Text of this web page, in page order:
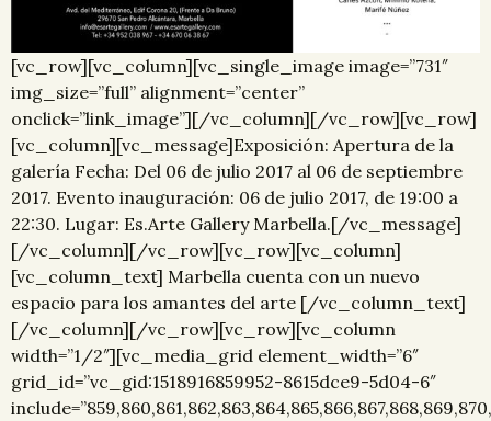
[vc_row][vc_column][vc_single_image image=”731″
img_size=”full” alignment=”center”
onclick=”link_image”][/vc_column][/vc_row][vc_row]
[vc_column][vc_message]Exposición: Apertura de la
galería Fecha: Del 06 de julio 2017 al 06 de septiembre
2017. Evento inauguración: 06 de julio 2017, de 19:00 a
22:30. Lugar: Es.Arte Gallery Marbella.[/vc_message]
[/vc_column][/vc_row][vc_row][vc_column]
[vc_column_text] Marbella cuenta con un nuevo
espacio para los amantes del arte [/vc_column_text]
[/vc_column][/vc_row][vc_row][vc_column
width=”1/2″][vc_media_grid element_width=”6″
grid_id=”vc_gid:1518916859952-8615dce9-5d04-6″